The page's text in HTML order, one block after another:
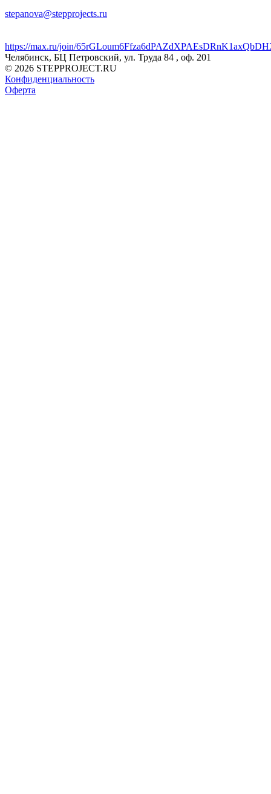
stepanova@stepprojects.ru
https://max.ru/join/
Челябинск, БЦ Петровский, ул. Труда 84 , оф. 201
© 2026 STEPPROJECT.RU
Конфиденциальность
Оферта